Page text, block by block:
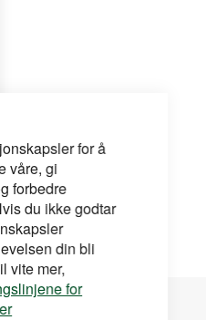
for å
våre, gi
forbedre
du ikke godtar
din bli
vite mer,
for